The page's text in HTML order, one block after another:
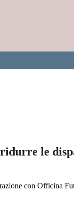
le
con Officina